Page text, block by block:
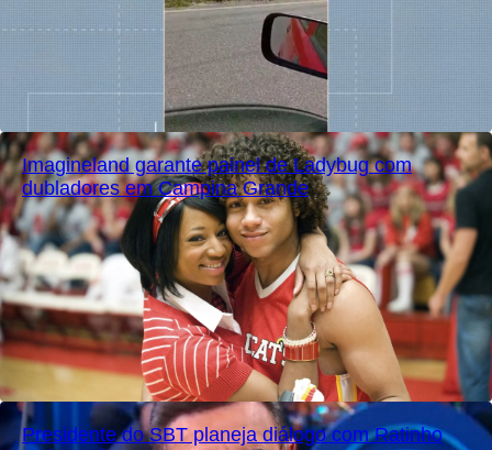
Imagineland garante painel de Ladybug com
dubladores em Campina Grande
Presidente do SBT planeja diálogo com Ratinho